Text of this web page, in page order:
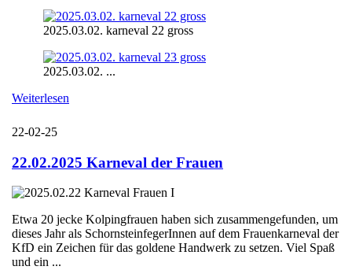
2025.03.02. karneval 22 gross
2025.03.02. ...
Weiterlesen
22-02-25
22.02.2025 Karneval der Frauen
Etwa 20 jecke Kolpingfrauen haben sich zusammengefunden, um
dieses Jahr als SchornsteinfegerInnen auf dem Frauenkarneval der
KfD ein Zeichen für das goldene Handwerk zu setzen. Viel Spaß
und ein ...